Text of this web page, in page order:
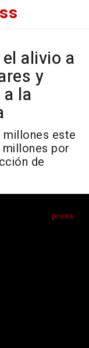
alivio a
y
la
millones este
millones por
de